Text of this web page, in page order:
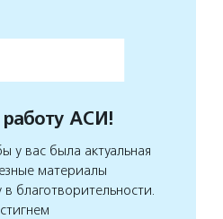
АСИ!
у вас была актуальная
материалы
благотворительности.